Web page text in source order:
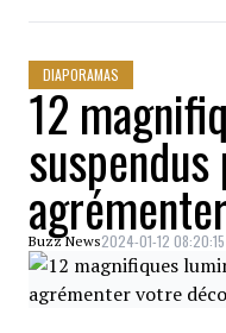
DIAPORAMAS
12
Buzz News2024-01-12 08:20:15